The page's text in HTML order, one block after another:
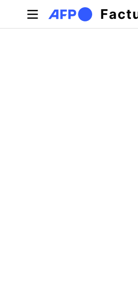
Pasar al contenido principal
Solapas